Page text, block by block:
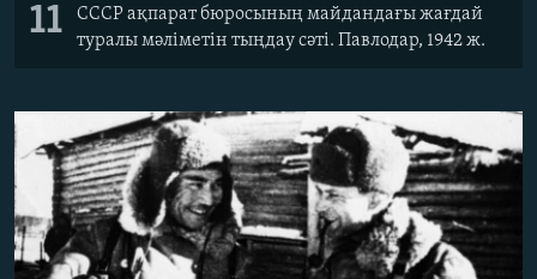
11
СССР ақпарат бюросының майдандағы жағдай
туралы мәліметін тыңдау сәті. Павлодар, 1942 ж.